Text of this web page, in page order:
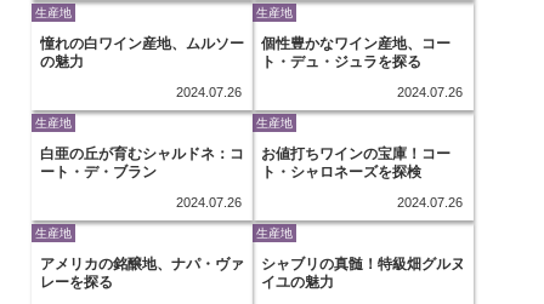
生産地
憧れの白ワイン産地、ムルソー
の魅力
2024.07.26
生産地
個性豊かなワイン産地、コー
ト・デュ・ジュラを探る
2024.07.26
生産地
白亜の丘が育むシャルドネ：コ
ート・デ・ブラン
2024.07.26
生産地
お値打ちワインの宝庫！コー
ト・シャロネーズを探検
2024.07.26
生産地
アメリカの銘醸地、ナパ・ヴァ
レーを探る
生産地
シャブリの真髄！特級畑グルヌ
イユの魅力